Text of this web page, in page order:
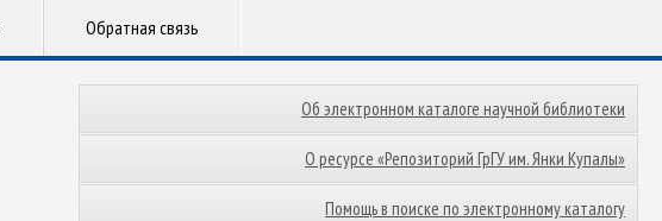
Обратная связь
Об электронном каталоге научной библиотеки
О ресурсе «Репозиторий ГрГУ им. Янки Купалы»
Помощь в поиске по электронному каталогу